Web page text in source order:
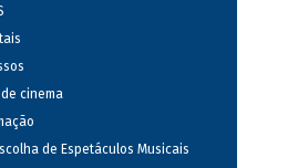
cinema
de Espetáculos Musicais